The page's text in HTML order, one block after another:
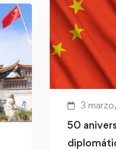
3
50